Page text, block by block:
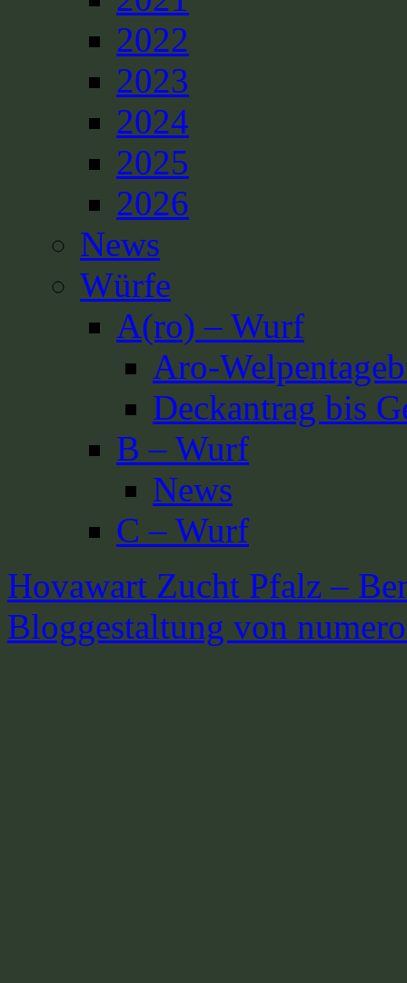
2022
2023
2024
2025
2026
News
Würfe
A(ro) – Wurf
Aro-
Deckantrag bis
B – Wurf
News
C – Wurf
Hovawart Zucht Pfalz –
Bloggestaltung von